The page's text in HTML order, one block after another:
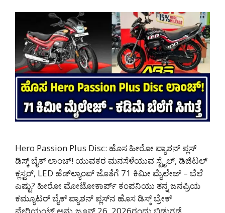
Hero Passion Plus Disc: ಹೊಸ ಹೀರೋ ಪ್ಯಾಶನ್ ಪ್ಲಸ್
ಡಿಸ್ಕ್ ಬೈಕ್ ಲಾಂಚ್! ಯುವಕರ ಮನಸೆಳೆಯುವ ಸ್ಟೈಲ್, ಡಿಜಿಟಲ್
ಕ್ಲಸ್ಟರ್, LED ಹೆಡ್‌ಲ್ಯಾಂಪ್ ಜೊತೆಗೆ 71 ಕಿಮೀ ಮೈಲೇಜ್ – ಬೆಲೆ
ಎಷ್ಟು? ಹೀರೋ ಮೋಟೋಕಾರ್ಪ್ ಕಂಪನಿಯು ತನ್ನ ಜನಪ್ರಿಯ
ಕಮ್ಯೂಟರ್ ಬೈಕ್ ಪ್ಯಾಶನ್ ಪ್ಲಸ್‌ನ ಹೊಸ ಡಿಸ್ಕ್ ಬ್ರೇಕ್